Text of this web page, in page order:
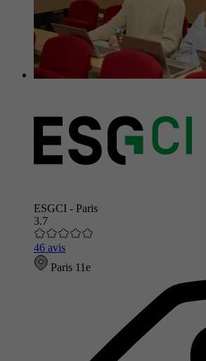
ESGCI - Paris
3.7
46 avis
Paris 11e